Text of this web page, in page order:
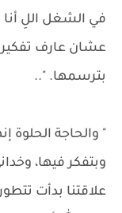
في الشغل اللِ
عشان عارف
بترسمها. "..
" والحاجة الحلوة
وبتفكر فيها،
علاقتنا بدأت